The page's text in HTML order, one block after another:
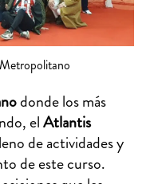
donde los más
elAtlantis
de actividades y
de este curso.